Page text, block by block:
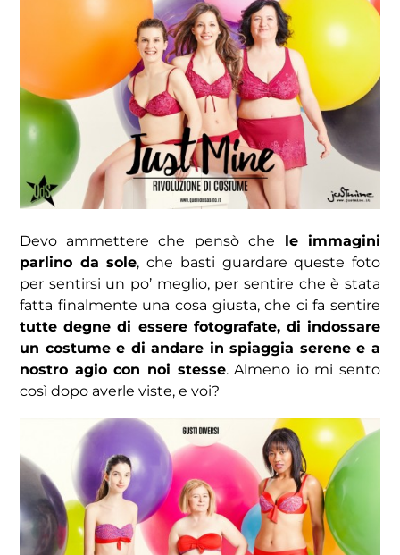
Devo ammettere che pensò che le immagini
parlino da sole, che basti guardare queste foto
per sentirsi un po’ meglio, per sentire che è stata
fatta finalmente una cosa giusta, che ci fa sentire
tutte degne di essere fotografate, di indossare
un costume e di andare in spiaggia serene e a
nostro agio con noi stesse. Almeno io mi sento
così dopo averle viste, e voi?